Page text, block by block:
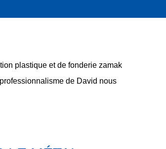
plastique et de fonderie zamak
de David nous